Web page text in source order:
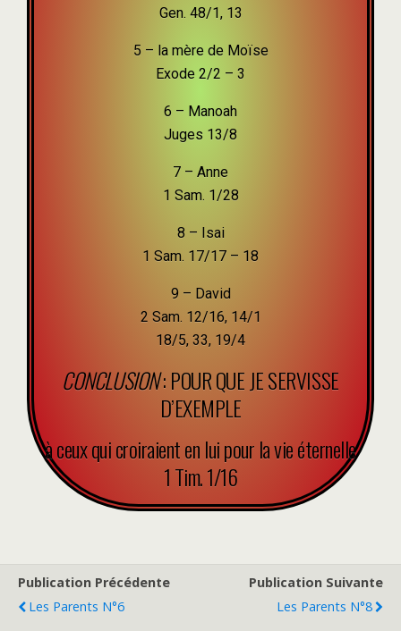
Gen. 48/1, 13
5 – la mère de Moïse
Exode 2/2 – 3
6 – Manoah
Juges 13/8
7 – Anne
1 Sam. 1/28
8 – Isai
1 Sam. 17/17 – 18
9 – David
2 Sam. 12/16, 14/1
18/5, 33, 19/4
CONCLUSION: POUR QUE JE SERVISSE
D’EXEMPLE
à ceux qui croiraient en lui pour la vie éternelle
1 Tim. 1/16
Publication Précédente
Les Parents N°6
Publication Suivante
Les Parents N°8